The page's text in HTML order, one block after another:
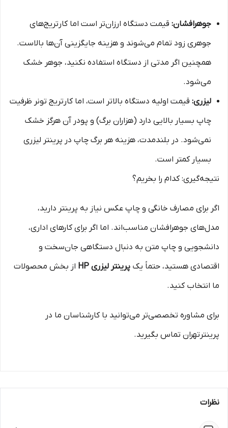
جوهرافشان: قیمت دستگاه ارزان‌تر است اما کارتریج‌های
جوهری زود تمام می‌شوند و هزینه جایگزینی آن‌ها بالاست.
همچنین اگر مدتی از دستگاه استفاده نکنید، جوهر خشک
می‌شود.
لیزری: قیمت اولیه دستگاه بالاتر است، اما کارتریج تونر ظرفیت
چاپ بسیار بالایی دارد (هزاران برگ) و پودر آن هرگز خشک
نمی‌شود. در بلندمدت، هزینه هر برگ چاپ در پرینتر لیزری
بسیار کمتر است.
نتیجه‌گیری: کدام را بخریم؟
اگر برای مصارف خانگی و چاپ عکس نیاز به پرینتر دارید،
مدل‌های جوهرافشان مناسب‌اند. اما اگر برای کارهای اداری،
دانشجویی و چاپ متن به دنبال دستگاهی جان‌سخت و
اقتصادی هستید، حتماً یک پرینتر لیزری HP
از بخش محصولات
ما انتخاب کنید.
برای مشاوره تخصصی‌تر می‌توانید با کارشناسان ما در
پرینترتهران تماس بگیرید.
نظرات